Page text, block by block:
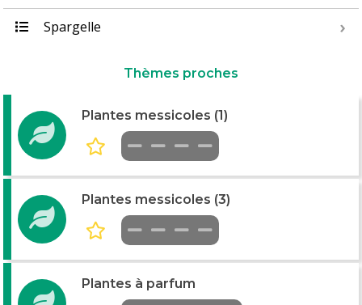
Spargelle
Thèmes proches
Plantes messicoles (1)
Plantes messicoles (3)
Plantes à parfum